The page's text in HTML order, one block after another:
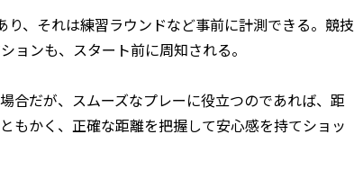
、それは練習ラウンドなど事前に計測できる。競技
ョンも、スタート前に周知される。
合だが、スムーズなプレーに役立つのであれば、距
もかく、正確な距離を把握して安心感を持てショッ